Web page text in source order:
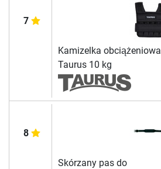
7
Kamizelka obciążeniowa
Taurus 10 kg
8
Skórzany pas do